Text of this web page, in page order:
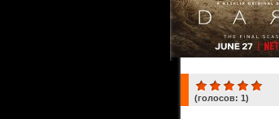
(голосов: 1 )